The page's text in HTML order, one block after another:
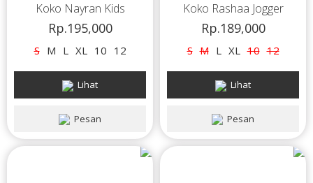
Koko Nayran Kids
Rp.195,000
S M L XL 10 12
Pesan
Lihat
Koko Rashaa Jogger
Rp.189,000
S M L XL 10 12
Pesan
Lihat